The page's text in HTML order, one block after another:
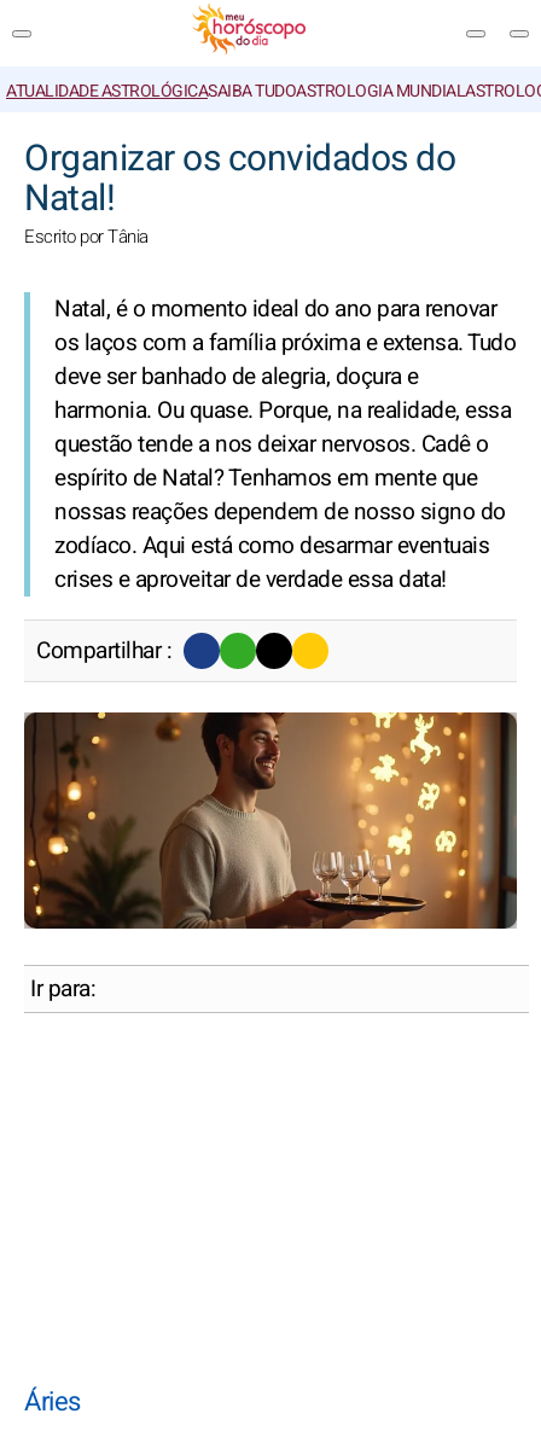
ATUALIDADE ASTROLÓGICASAIBA TUDOASTROLOGIA MUNDIAL
Organizar os convidados do
Natal!
Escrito por Tânia
Natal, é o momento ideal do ano para renovar
os laços com a família próxima e extensa. Tudo
deve ser banhado de alegria, doçura e
harmonia. Ou quase. Porque, na realidade, essa
questão tende a nos deixar nervosos. Cadê o
espírito de Natal? Tenhamos em mente que
nossas reações dependem de nosso signo do
zodíaco. Aqui está como desarmar eventuais
crises e aproveitar de verdade essa data!
Compartilhar :
Ir para:
Áries